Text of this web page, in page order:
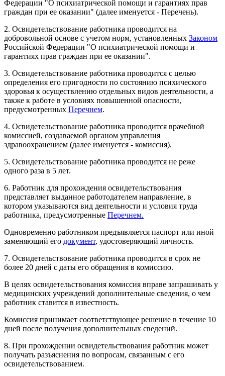
Федерации "О психиатрической помощи и гарантиях прав
граждан при ее оказании" (далее именуется - Перечень).
2. Освидетельствование работника проводится на
добровольной основе с учетом норм, установленных Законом
Российской Федерации "О психиатрической помощи и
гарантиях прав граждан при ее оказании".
3. Освидетельствование работника проводится с целью
определения его пригодности по состоянию психического
здоровья к осуществлению отдельных видов деятельности, а
также к работе в условиях повышенной опасности,
предусмотренных Перечнем.
4. Освидетельствование работника проводится врачебной
комиссией, создаваемой органом управления
здравоохранением (далее именуется - комиссия).
5. Освидетельствование работника проводится не реже
одного раза в 5 лет.
6. Работник для прохождения освидетельствования
представляет выданное работодателем направление, в
котором указываются вид деятельности и условия труда
работника, предусмотренные Перечнем.
Одновременно работником предъявляется паспорт или иной
заменяющий его документ, удостоверяющий личность.
7. Освидетельствование работника проводится в срок не
более 20 дней с даты его обращения в комиссию.
В целях освидетельствования комиссия вправе запрашивать у
медицинских учреждений дополнительные сведения, о чем
работник ставится в известность.
Комиссия принимает соответствующее решение в течение 10
дней после получения дополнительных сведений.
8. При прохождении освидетельствования работник может
получать разъяснения по вопросам, связанным с его
освидетельствованием.